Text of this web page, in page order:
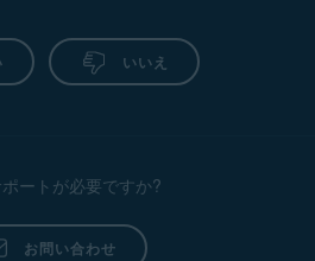
いいえ
ートが必要ですか?
お問い合わせ